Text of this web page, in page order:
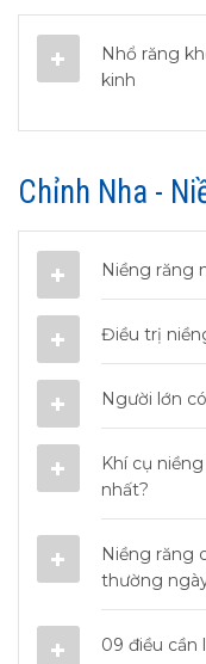
Nhổ răng
kinh
Chỉnh Nha -
Niềng răng
Điều trị
Người lớn
Khí cụ
nhất?
Niềng răng
thường
09 điều cần